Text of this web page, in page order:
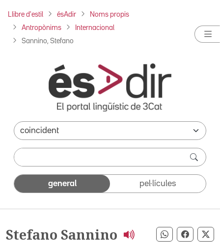
Llibre d'estil ésAdir Noms propis
Antropònims Internacional
Sannino, Stefano
general pel·lícules
Stefano Sannino Compartir